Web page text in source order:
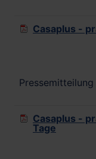
Casaplus -
Casaplus -
Tage